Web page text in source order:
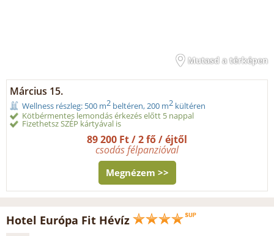
Mutasd a térképen
Március 15.
Wellness részleg: 500 m2 beltéren, 200 m2 kültéren
Kötbérmentes lemondás érkezés előtt 5 nappal
Fizethetsz SZÉP kártyával is
89 200 Ft / 2 fő / éjtől
csodás félpanzióval
Megnézem >>
Hotel Európa Fit Hévíz